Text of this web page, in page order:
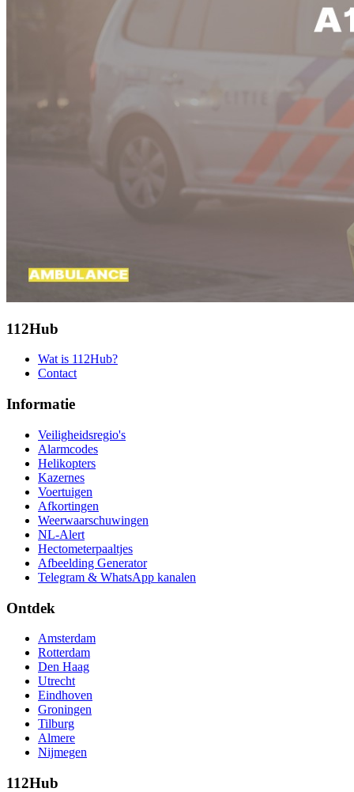
112Hub
Wat is 112Hub?
Contact
Informatie
Veiligheidsregio's
Alarmcodes
Helikopters
Kazernes
Voertuigen
Afkortingen
Weerwaarschuwingen
NL-Alert
Hectometerpaaltjes
Afbeelding Generator
Telegram & WhatsApp kanalen
Ontdek
Amsterdam
Rotterdam
Den Haag
Utrecht
Eindhoven
Groningen
Tilburg
Almere
Nijmegen
112Hub